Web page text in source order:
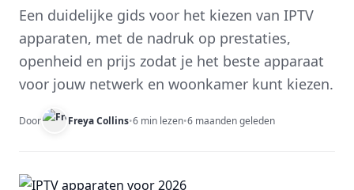
Een duidelijke gids voor het kiezen van IPTV
apparaten, met de nadruk op prestaties,
openheid en prijs zodat je het beste apparaat
voor jouw netwerk en woonkamer kunt kiezen.
Door Freya Collins•6 min lezen•6 maanden geleden